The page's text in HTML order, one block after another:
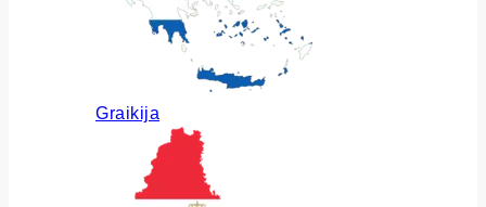
Graikija